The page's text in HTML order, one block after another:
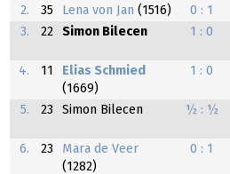
2. 35 Lena von Jan (1516) 0 : 1
3.
22 Simon Bilecen 1 : 0
4. 11
Elias Schmied
(1669)
1 : 0
5. 23 Simon Bilecen ½ : ½
6. 23
Mara de Veer
(1282)
0 : 1